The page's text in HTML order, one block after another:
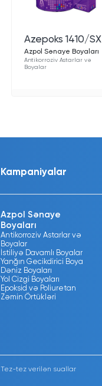
Azepoks 1410/SX
Azpol Sənaye Boyaları
Antikorroziv Astarlar və
Boyalar
Kampaniyalar
Azpol Sənaye
Boyaları
Antikorroziv Astarlar və
Boyalar
İstiliyə Davamlı Boyalar
Yanğın Gecikdirici Boya
Dəniz Boyaları
Yol Cizgi Boyaları
Epoksid və Poliuretan
Zəmin Örtükləri
Tez-tez verilən suallar